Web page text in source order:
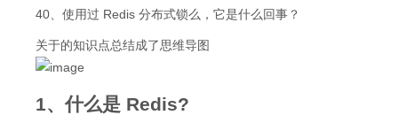
40、使用过 Redis 分布式锁么，它是什么回事？
关于的知识点总结成了思维导图
1、什么是 Redis?